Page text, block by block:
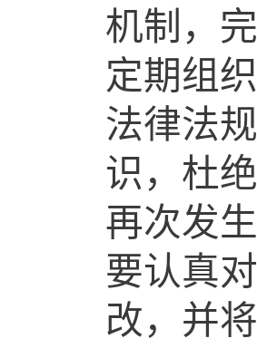
机制 ，
定期组
法律法
识，杜
再次发
要认真
改， 并